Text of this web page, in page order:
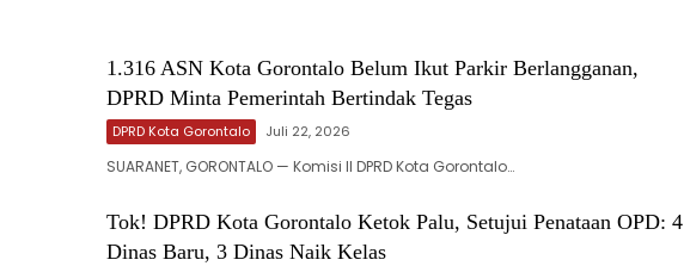
‎1.316 ASN Kota Gorontalo Belum Ikut Parkir Berlangganan,
DPRD Minta Pemerintah Bertindak Tegas
DPRD Kota Gorontalo Juli 22, 2026
‎‎SUARANET, GORONTALO — Komisi II DPRD Kota Gorontalo…
‎Tok! DPRD Kota Gorontalo Ketok Palu, Setujui Penataan OPD: 4
Dinas Baru, 3 Dinas Naik Kelas‎‎